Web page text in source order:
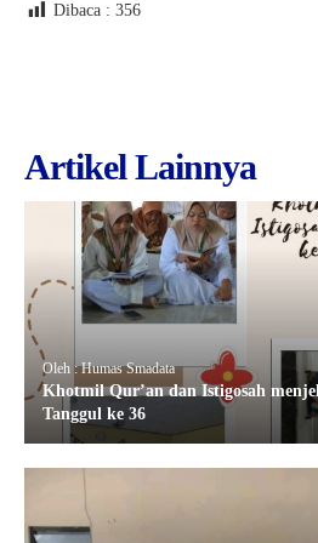
Dibaca : 356
Artikel Lainnya
Oleh : Humas Smadata
Khotmil Qur’an dan Istigosah
Tanggul ke 36